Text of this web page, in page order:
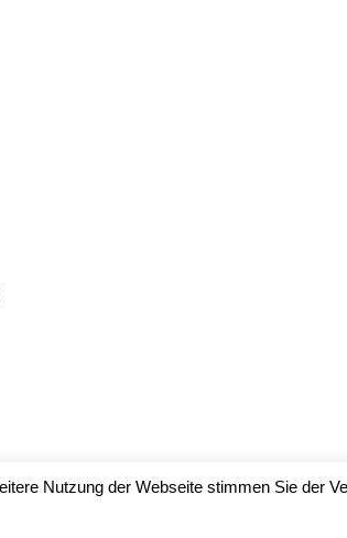
Nutzung der Webseite stimmen Sie der